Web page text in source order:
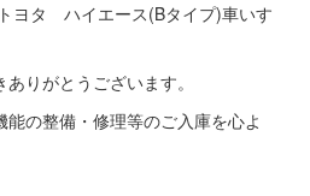
ヨタ ハイエース(Bタイプ)車いす
りがとうございます。
の整備・修理等のご入庫を心よ